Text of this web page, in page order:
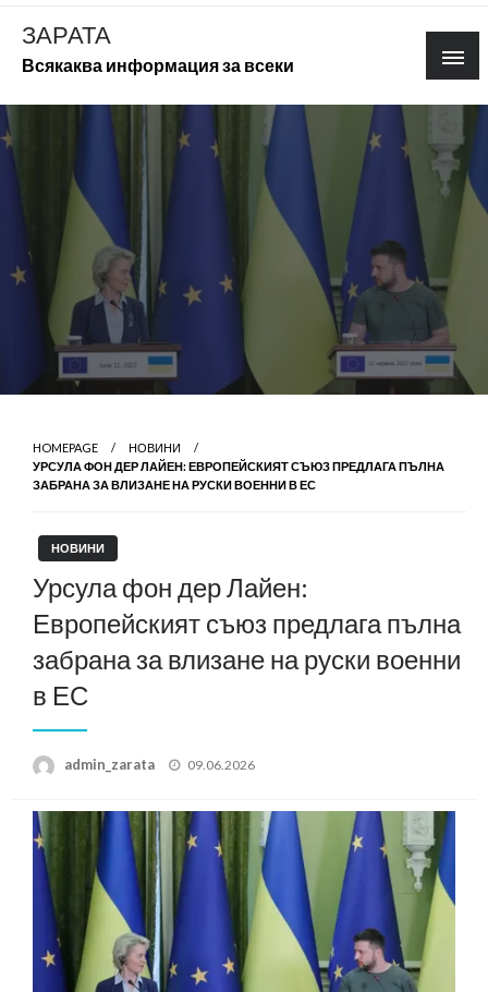
Skip
content
ЗАРАТА
Всякаква информация за всеки
HOMEPAGE
НОВИНИ
УРСУЛА ФОН ДЕР ЛАЙЕН: ЕВРОПЕЙСКИЯТ СЪЮЗ ПРЕДЛАГА ПЪЛНА
ЗАБРАНА ЗА ВЛИЗАНЕ НА РУСКИ ВОЕННИ В ЕС
НОВИНИ
Урсула фон дер Лайен:
Европейският съюз предлага пълна
забрана за влизане на руски военни
в ЕС
admin_zarata
Posted
09.06.2026